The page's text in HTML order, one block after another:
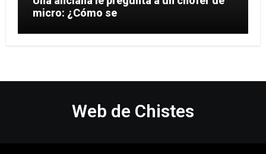
micro: ¿Cómo se
Web de Chistes